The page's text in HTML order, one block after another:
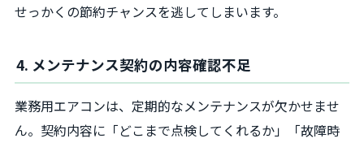
せっかくの節約チャンスを逃してしまいます。
4. メンテナンス契約の内容確認不足
業務用エアコンは、定期的なメンテナンスが欠かせませ
ん。契約内容に「どこまで点検してくれるか」「故障時